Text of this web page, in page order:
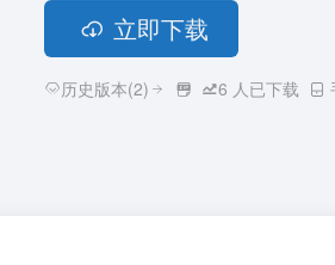
立即下载
历史版本(2) 6 人已下载